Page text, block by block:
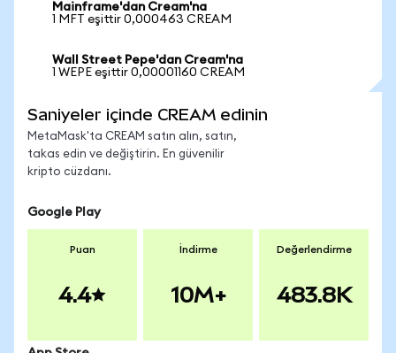
Mainframe'dan Cream'na
1 MFT eşittir 0,000463 CREAM
Wall Street Pepe'dan Cream'na
1 WEPE eşittir 0,00001160 CREAM
Saniyeler içinde CREAM edinin
MetaMask'ta CREAM satın alın, satın,
takas edin ve değiştirin. En güvenilir
kripto cüzdanı.
Google Play
Puan
4.4
İndirme
10M+
Değerlendirme
483.8K